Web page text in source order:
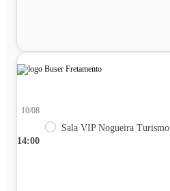
14:00
10/08
Sala VIP Nogueira Turismo